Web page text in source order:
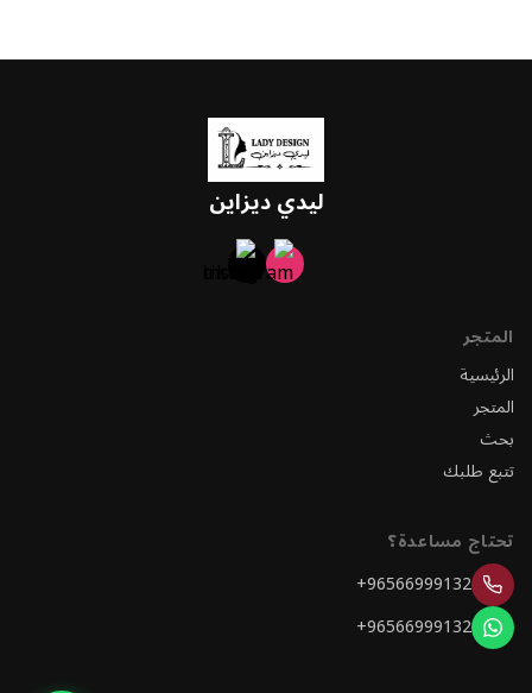
ليدي ديزاين
المتجر
الرئيسية
المتجر
بحث
تتبع طلبك
تحتاج مساعدة؟
+96566999132
+96566999132